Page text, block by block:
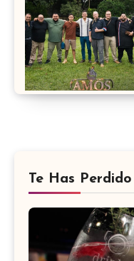
Te Has Perdido